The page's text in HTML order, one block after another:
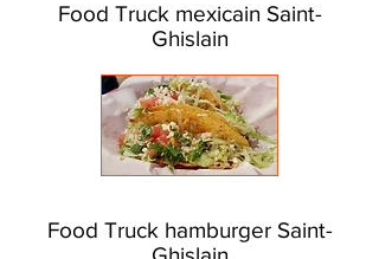
Food Truck mexicain Saint-
Ghislain
Food Truck hamburger Saint-